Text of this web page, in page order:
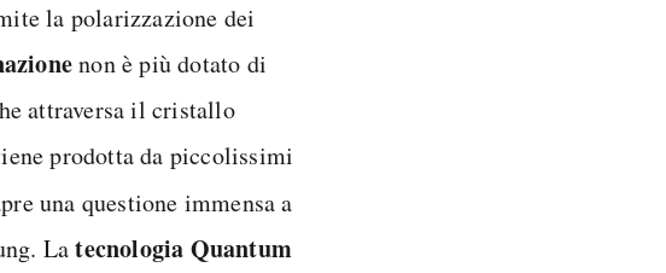
la polarizzazione dei
non è più dotato di
attraversa il cristallo
prodotta da piccolissimi
una questione immensa a
Latecnologia Quantum